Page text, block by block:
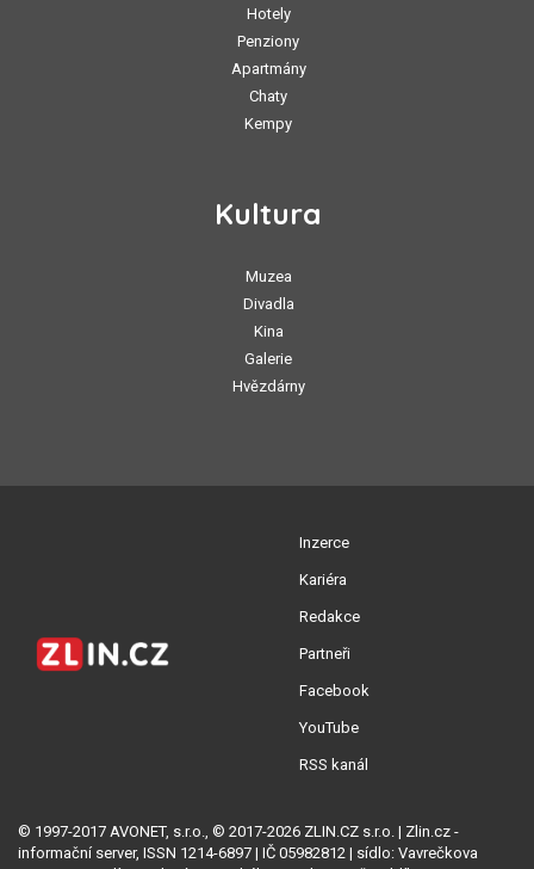
Hotely
Penziony
Apartmány
Chaty
Kempy
Kultura
Muzea
Divadla
Kina
Galerie
Hvězdárny
Inzerce
Kariéra
Redakce
Partneři
Facebook
YouTube
RSS kanál
© 1997-2017 AVONET, s.r.o., © 2017-2026 ZLIN.CZ s.r.o. | Zlin.cz -
informační server, ISSN 1214-6897 | IČ 05982812 | sídlo: Vavrečkova